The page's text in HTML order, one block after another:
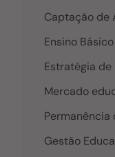
o Matheus, o
eficiência do
Captação de
Ensino Básico
Estratégia de
Mercado
Permanência
Gestão